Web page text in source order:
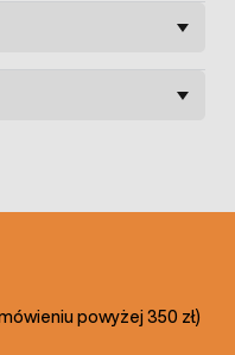
. Takie
systemu
powyżej 350 zł)